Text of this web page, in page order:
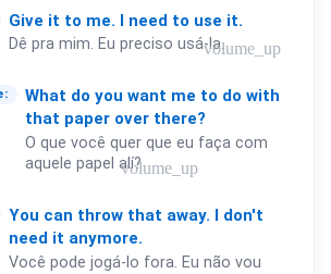
Give it to me. I need to use it.
Dê pra mim. Eu preciso usá-la.volume_up
What do you want me to do with
that paper over there?
O que você quer que eu faça com
aquele papel alí?volume_up
You can throw that away.
don't
need it anymore.
Você pode jogá-lo fora. Eu não vou